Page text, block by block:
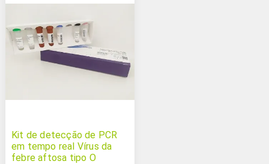
Kit de detecção de PCR
em tempo real Vírus da
febre aftosa tipo O